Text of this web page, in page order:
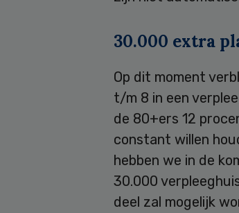
30.000 extra
Op dit moment
t/m 8 in een
de 80+ers 12
constant willen
hebben we in de
30.000
deel zal mogelijk